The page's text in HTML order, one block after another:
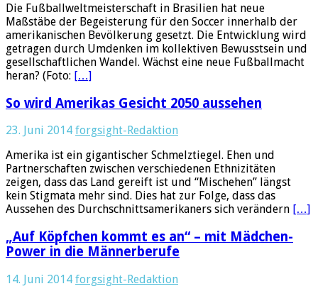
Die Fußballweltmeisterschaft in Brasilien hat neue
Maßstäbe der Begeisterung für den Soccer innerhalb der
amerikanischen Bevölkerung gesetzt. Die Entwicklung wird
getragen durch Umdenken im kollektiven Bewusstsein und
gesellschaftlichen Wandel. Wächst eine neue Fußballmacht
heran? (Foto: […]
So wird Amerikas Gesicht 2050 aussehen
23. Juni 2014 forgsight-Redaktion
Amerika ist ein gigantischer Schmelztiegel. Ehen und
Partnerschaften zwischen verschiedenen Ethnizitäten
zeigen, dass das Land gereift ist und “Mischehen” längst
kein Stigmata mehr sind. Dies hat zur Folge, dass das
Aussehen des Durchschnittsamerikaners sich verändern […]
„Auf Köpfchen kommt es an“ – mit Mädchen-
Power in die Männerberufe
14. Juni 2014 forgsight-Redaktion